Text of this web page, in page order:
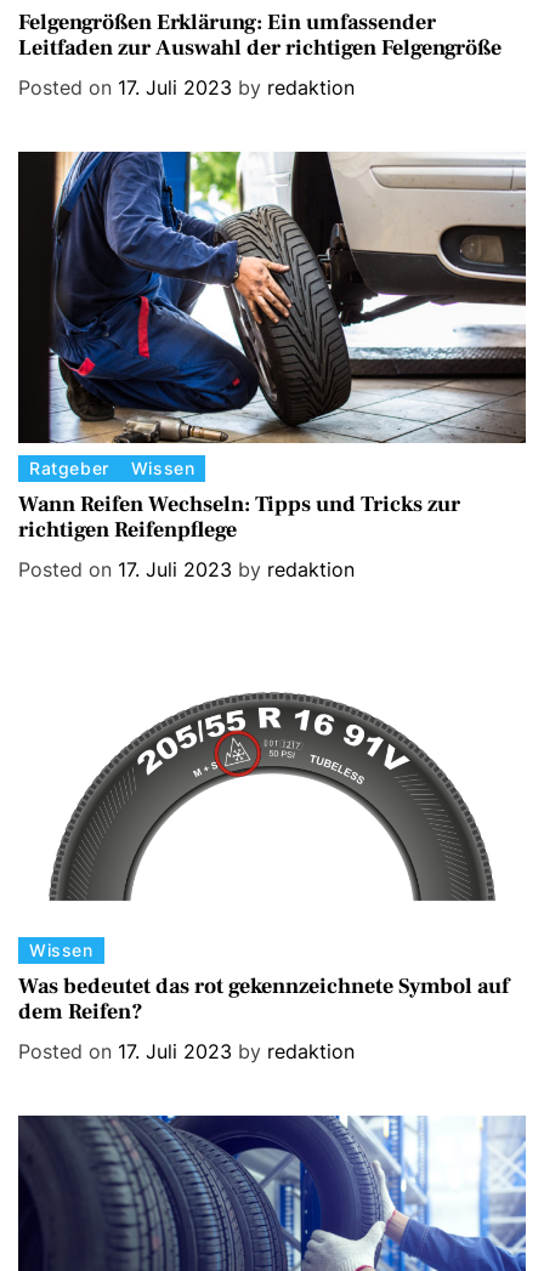
a
t
e
Felgengrößen Erklärung: Ein umfassender
Leitfaden zur Auswahl der richtigen Felgengröße
Posted on 17. Juli 2023 by redaktion
C
a
t
e
Ratgeber Wissen
Wann Reifen Wechseln: Tipps und Tricks zur
richtigen Reifenpflege
Posted on 17. Juli 2023 by redaktion
C
a
t
e
Wissen
Was bedeutet das rot gekennzeichnete Symbol auf
dem Reifen?
Posted on 17. Juli 2023 by redaktion